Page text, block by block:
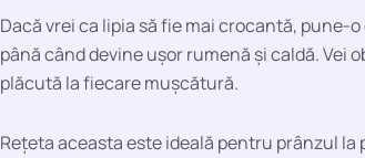
Dacă vrei ca lipia să fie mai crocantă, pune-
până când devine ușor rumenă și caldă. Vei
plăcută la fiecare mușcătură.
Rețeta aceasta este ideală pentru prânzul